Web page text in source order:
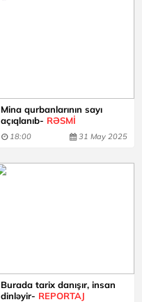
Mina qurbanlarının sayı
açıqlanıb- RƏSMİ
18:00 31 May 2025
Burada tarix danışır, insan
dinləyir- REPORTAJ